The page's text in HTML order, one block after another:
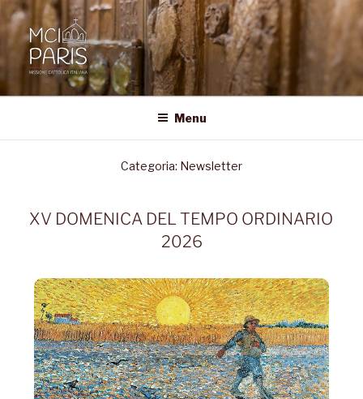
MCI • PARIS
Missione Cattolica Italiana Parigi
Menu
Categoria: Newsletter
XV DOMENICA DEL TEMPO ORDINARIO
2026